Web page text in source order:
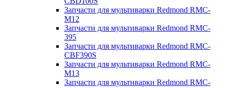
Запчасти для мультиварки Redmond RMC-
M12
Запчасти для мультиварки Redmond RMC-
395
Запчасти для мультиварки Redmond RMC-
CBF390S
Запчасти для мультиварки Redmond RMC-
M13
Запчасти для мультиварки Redmond RMC-